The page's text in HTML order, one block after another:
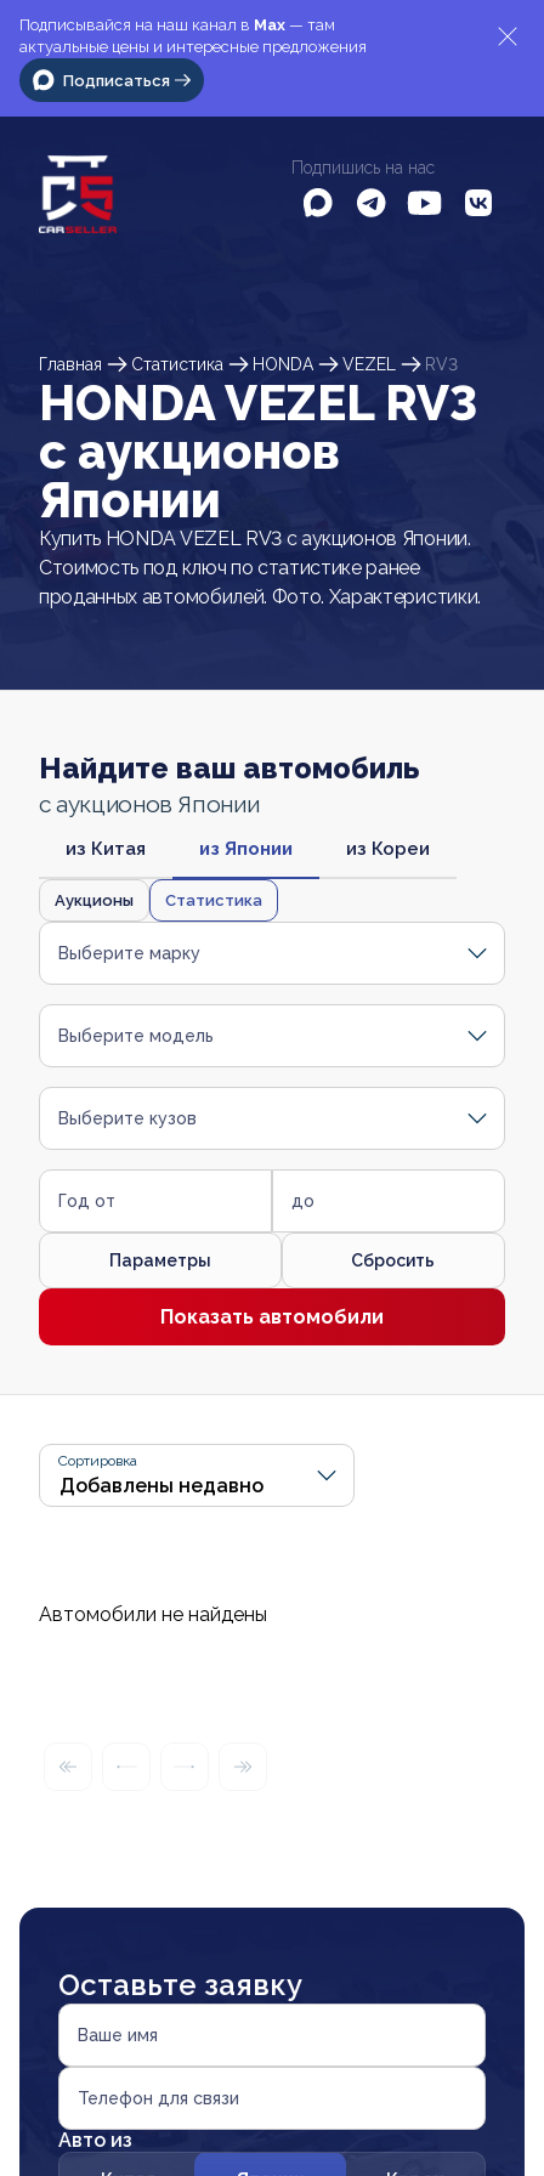
Подписывайся на наш канал в Max — там
актуальные цены и интересные предложения
Подписаться
Подпишись на нас
Главная Статистика HONDA VEZEL RV3
HONDA VEZEL RV3
c аукционов
Японии
Купить HONDA VEZEL RV3 с аукционов Японии.
Стоимость под ключ по статистике ранее
проданных автомобилей. Фото. Характеристики.
Найдите ваш автомобиль
с аукционов Японии
из Китая из Японии из Кореи
Аукционы Статистика
Выберите марку
Выберите модель
Выберите кузов
Год от до
Параметры Сбросить
Показать автомобили
Сортировка
Автомобили не найдены
Оставьте заявку
Ваше имя
Телефон для связи
Авто из